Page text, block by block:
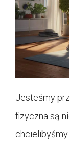
Jesteśmy
fizyczna są